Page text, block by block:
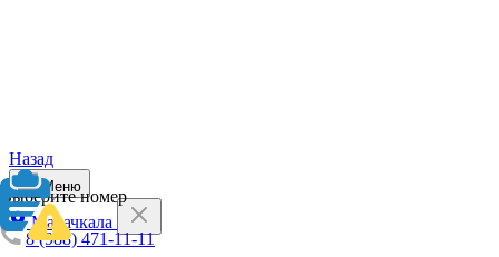
Назад
Выберите номер
8 (988) 471-11-11
Меню
Махачкала